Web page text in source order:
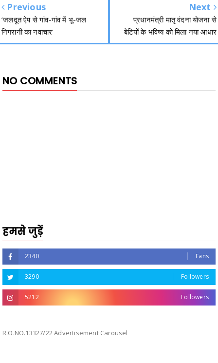
Previous
’जलदूत ऐप से गांव-गांव में भू-जल
निगरानी का नवाचार’
Next
प्रधानमंत्री मातृ वंदना योजना से
बेटियों के भविष्य को मिला नया आधार
NO COMMENTS
हमसे जुड़ें
2340 Fans
3290 Followers
5212 Followers
R.O.NO.13327/22 Advertisement Carousel